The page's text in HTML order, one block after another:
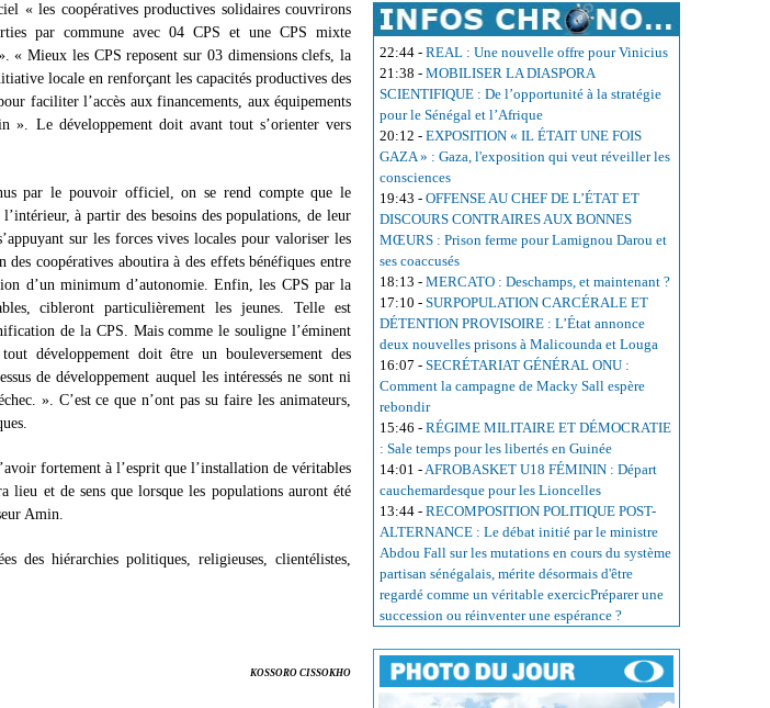
« les coopératives productives solidaires couvrirons
par commune avec 04 CPS et une CPS mixte
« Mieux les CPS reposent sur 03 dimensions clefs, la
locale en renforçant les capacités productives des
faciliter l’accès aux financements, aux équipements
». Le développement doit avant tout s’orienter vers
par le pouvoir officiel, on se rend compte que le
à partir des besoins des populations, de leur
sur les forces vives locales pour valoriser les
coopératives aboutira à des effets bénéfiques entre
d’un minimum d’autonomie. Enfin, les CPS par la
cibleront particulièrement les jeunes. Telle est
de la CPS. Mais comme le souligne l’éminent
développement doit être un bouleversement des
de développement auquel les intéressés ne sont ni
». C’est ce que n’ont pas su faire les animateurs,
fortement à l’esprit que l’installation de véritables
lieu et de sens que lorsque les populations auront été
Amin.
des hiérarchies politiques, religieuses, clientélistes,
KOSSORO CISSOKHO
22:44 - REAL : Une nouvelle offre pour Vinicius
21:38 - MOBILISER LA DIASPORA
SCIENTIFIQUE : De l’opportunité à la stratégie
pour le Sénégal et l’Afrique
20:12 - EXPOSITION « IL ÉTAIT UNE FOIS
GAZA » : Gaza, l'exposition qui veut réveiller les
consciences
19:43 - OFFENSE AU CHEF DE L’ÉTAT ET
DISCOURS CONTRAIRES AUX BONNES
MŒURS : Prison ferme pour Lamignou Darou et
ses coaccusés
18:13 - MERCATO : Deschamps, et maintenant ?
17:10 - SURPOPULATION CARCÉRALE ET
DÉTENTION PROVISOIRE : L’État annonce
deux nouvelles prisons à Malicounda et Louga
16:07 - SECRÉTARIAT GÉNÉRAL ONU :
Comment la campagne de Macky Sall espère
rebondir
15:46 - RÉGIME MILITAIRE ET DÉMOCRATIE
: Sale temps pour les libertés en Guinée
14:01 -AFROBASKET U18 FÉMININ : Départ
cauchemardesque pour les Lioncelles
13:44 - RECOMPOSITION POLITIQUE POST-
ALTERNANCE : Le débat initié par le ministre
Abdou Fall sur les mutations en cours du système
partisan sénégalais, mérite désormais d'être
regardé comme un véritable exercicPréparer une
succession ou réinventer une espérance ?